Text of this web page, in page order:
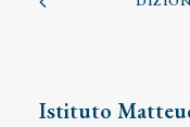
Istituto